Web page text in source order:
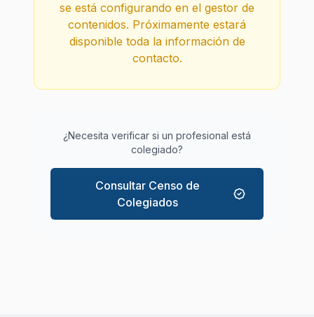
se está configurando en el gestor de
contenidos. Próximamente estará
disponible toda la información de
contacto.
¿Necesita verificar si un profesional está
colegiado?
Consultar Censo de
Colegiados